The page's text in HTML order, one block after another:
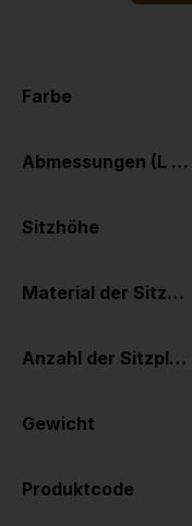
Farbe
Abmessungen (L x B x H)
Sitzhöhe
Material der Sitzplätze
Anzahl der Sitzplätze
Gewicht
Produktcode